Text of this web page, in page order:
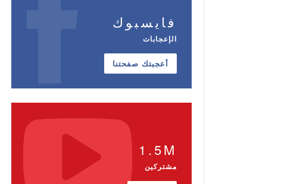
فايسبوك
الإعجابات
أعجبتك صفحتنا
1.5M
مشتركين